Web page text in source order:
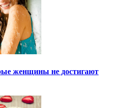
женщины не достигают